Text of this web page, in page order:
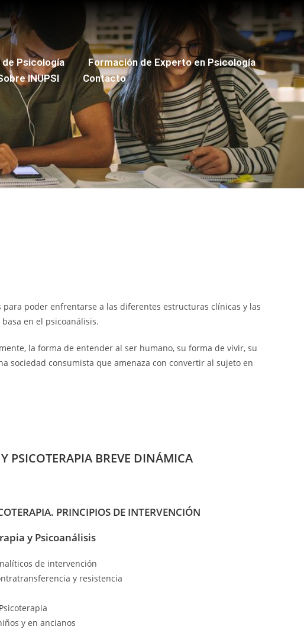
Psicología
Formación de Experto en Psicología
INUPSI Contacto
poder enfrentarse a las diferentes estructuras clínicas y las
en el psicoanálisis.
la forma de entender al ser humano, su forma de vivir, su
sociedad consumista que amenaza con convertir al sujeto en
PSICOTERAPIA BREVE DINÁMICA
PRINCIPIOS DE INTERVENCIÓN
y Psicoanálisis
de intervención
y resistencia
y en ancianos